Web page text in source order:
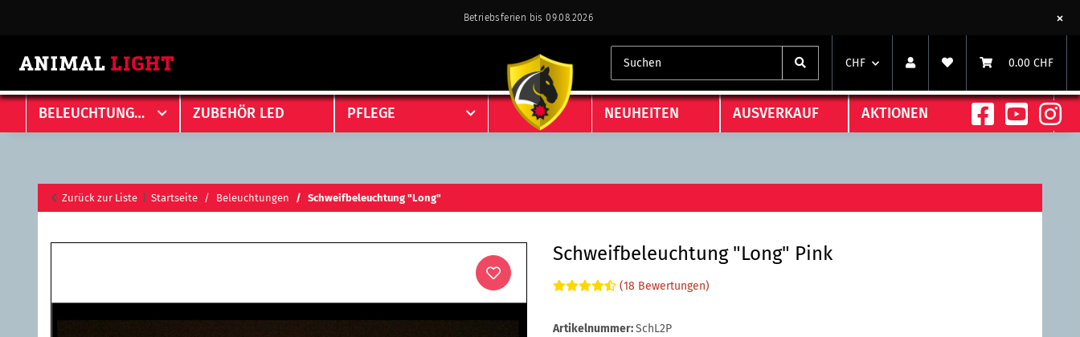
Betriebsferien bis 09.08.2026
CHF 0.00 CHF
BELEUCHTUNGEN ZUBEHÖR LED PFLEGE NEUHEITEN AUSVERKAUF AKTIONEN
Zurück zur Liste Startseite Beleuchtungen Schweifbeleuchtung "Long"
Schweifbeleuchtung "Long" Pink
(18 Bewertungen)
Artikelnummer:SchL2P